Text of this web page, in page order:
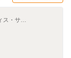
・サロ